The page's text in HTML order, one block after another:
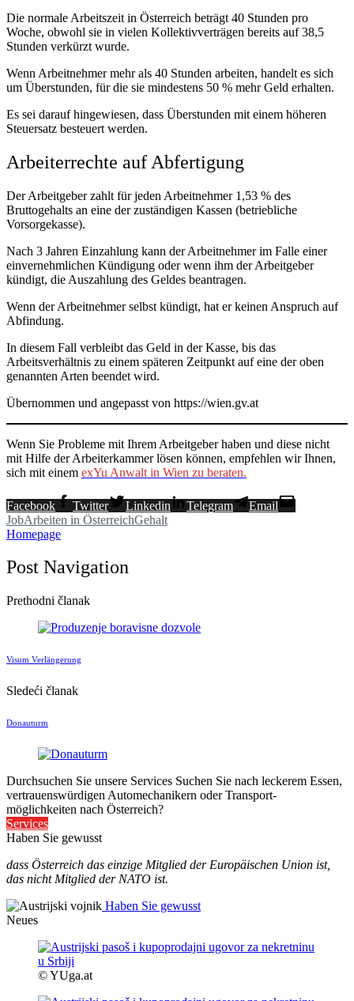
Die normale Arbeitszeit in Österreich beträgt 40 Stunden pro
Woche, obwohl sie in vielen Kollektivverträgen bereits auf 38,5
Stunden verkürzt wurde.
Wenn Arbeitnehmer mehr als 40 Stunden arbeiten, handelt es sich
um Überstunden, für die sie mindestens 50 % mehr Geld erhalten.
Es sei darauf hingewiesen, dass Überstunden mit einem höheren
Steuersatz besteuert werden.
Arbeiterrechte auf Abfertigung
Der Arbeitgeber zahlt für jeden Arbeitnehmer 1,53 % des
Bruttogehalts an eine der zuständigen Kassen (betriebliche
Vorsorgekasse).
Nach 3 Jahren Einzahlung kann der Arbeitnehmer im Falle einer
einvernehmlichen Kündigung oder wenn ihm der Arbeitgeber
kündigt, die Auszahlung des Geldes beantragen.
Wenn der Arbeitnehmer selbst kündigt, hat er keinen Anspruch auf
Abfindung.
In diesem Fall verbleibt das Geld in der Kasse, bis das
Arbeitsverhältnis zu einem späteren Zeitpunkt auf eine der oben
genannten Arten beendet wird.
Übernommen und angepasst von https://wien.gv.at
Wenn Sie Probleme mit Ihrem Arbeitgeber haben und diese nicht
mit Hilfe der Arbeiterkammer lösen können, empfehlen wir Ihnen,
sich mit einem exYu Anwalt in Wien zu beraten.
Facebook Twitter Linkedin Telegram
Email
JobArbeiten in ÖsterreichGehalt
Homepage
Post Navigation
Prethodni članak
Visum Verlängerung
Sledeći članak
Donauturm
Durchsuchen Sie unsere Services Suchen Sie nach leckerem Essen,
vertrauenswürdigen Automechanikern oder Transport-
möglichkeiten nach Österreich?
Services
Haben Sie gewusst
dass Österreich das einzige Mitglied der Europäischen Union ist,
das nicht Mitglied der NATO ist.
Haben Sie gewusst
Neues
© YUga.at